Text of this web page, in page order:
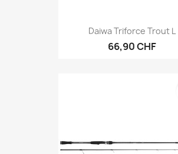
Daiwa Triforce Trout L
66,90 CHF